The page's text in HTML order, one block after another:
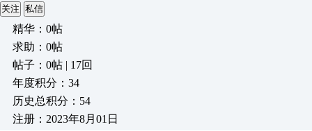
关注 私信
精华：0帖
求助：0帖
帖子：0帖 | 17回
年度积分：34
历史总积分：54
注册：2023年8月01日